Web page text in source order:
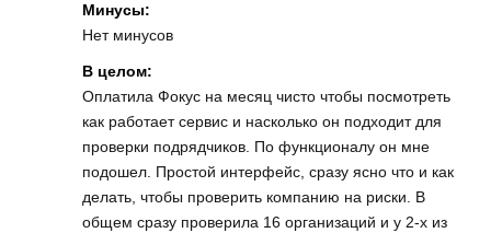
Минусы:
Нет минусов
В целом:
Оплатила Фокус на месяц чисто чтобы посмотреть
как работает сервис и насколько он подходит для
проверки подрядчиков. По функционалу он мне
подошел. Простой интерфейс, сразу ясно что и как
делать, чтобы проверить компанию на риски. В
общем сразу проверила 16 организаций и у 2-х из